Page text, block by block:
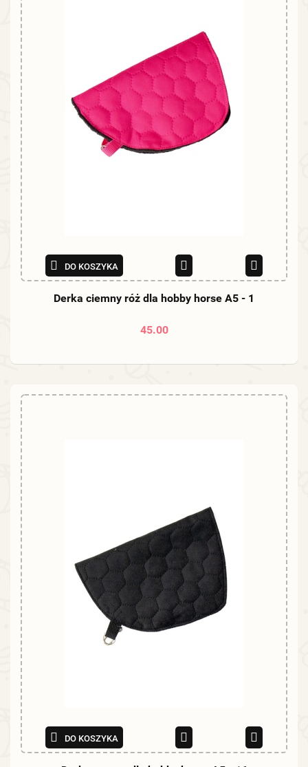
DO KOSZYKA
Derka ciemny róż dla hobby horse A5 - 1
45.00
DO KOSZYKA